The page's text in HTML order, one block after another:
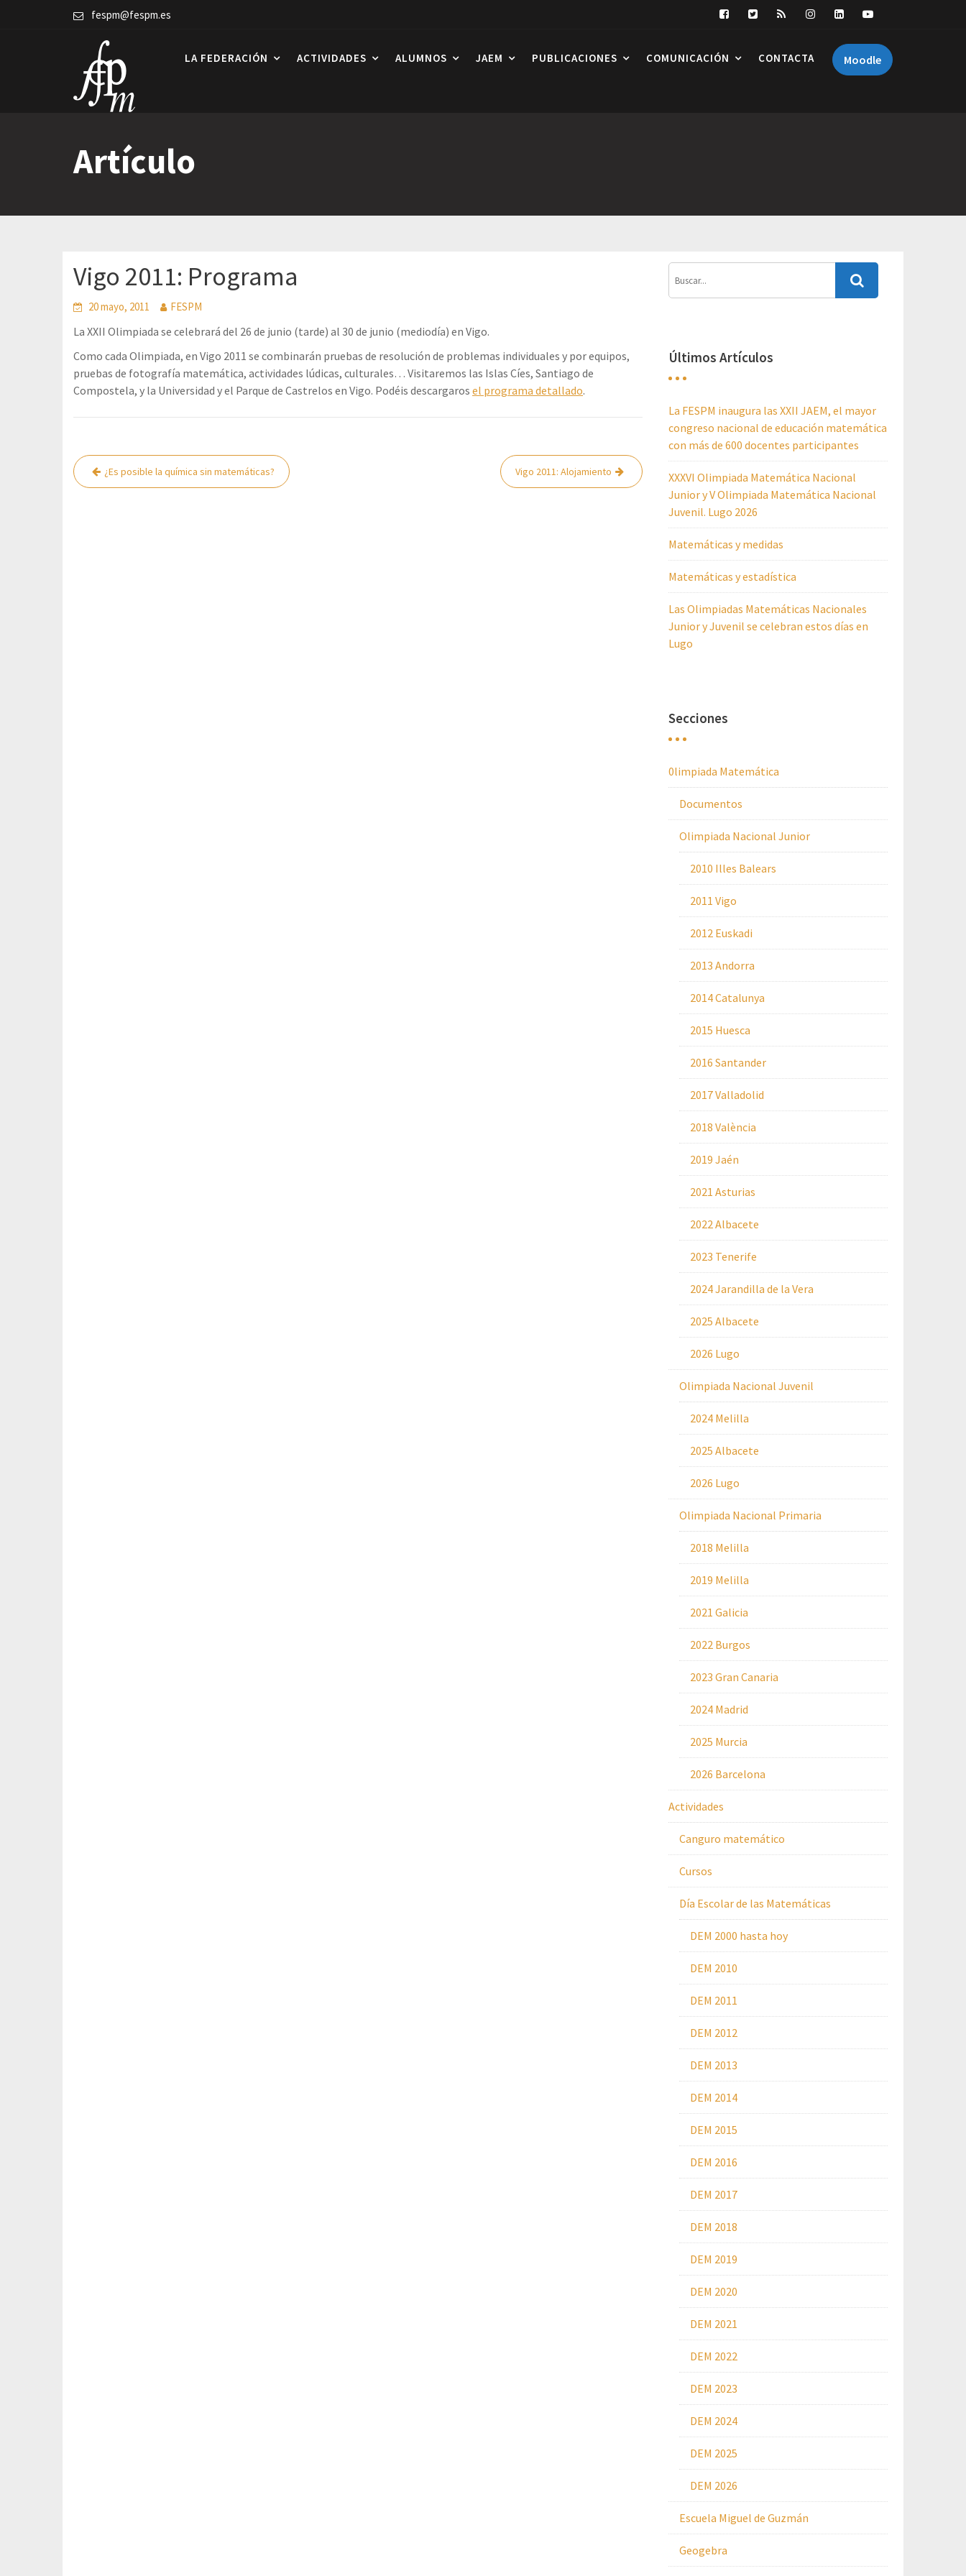
fespm@fespm.es
Moodle
LA FEDERACIÓN ACTIVIDADES ALUMNOS JAEM PUBLICACIONES COMUNICACIÓN CONTACTA
Artículo
Vigo 2011: Programa
20 mayo, 2011 FESPM
La XXII Olimpiada se celebrará del 26 de junio (tarde) al 30 de junio (mediodía) en Vigo.
Como cada Olimpiada, en Vigo 2011 se combinarán pruebas de resolución de problemas individuales y por equipos,
pruebas de fotografía matemática, actividades lúdicas, culturales… Visitaremos las Islas Cíes, Santiago de
Compostela, y la Universidad y el Parque de Castrelos en Vigo. Podéis descargaros el programa detallado.
Navegación
de
¿Es posible la química sin matemáticas? Vigo 2011: Alojamiento
Últimos Artículos
La FESPM inaugura las XXII JAEM, el mayor
congreso nacional de educación matemática
con más de 600 docentes participantes
XXXVI Olimpiada Matemática Nacional
Junior y V Olimpiada Matemática Nacional
Juvenil. Lugo 2026
Matemáticas y medidas
Matemáticas y estadística
Las Olimpiadas Matemáticas Nacionales
Junior y Juvenil se celebran estos días en
Lugo
Secciones
0limpiada Matemática
Documentos
Olimpiada Nacional Junior
2010 Illes Balears
2011 Vigo
2012 Euskadi
2013 Andorra
2014 Catalunya
2015 Huesca
2016 Santander
2017 Valladolid
2018 València
2019 Jaén
2021 Asturias
2022 Albacete
2023 Tenerife
2024 Jarandilla de la Vera
2025 Albacete
2026 Lugo
Olimpiada Nacional Juvenil
2024 Melilla
2025 Albacete
2026 Lugo
Olimpiada Nacional Primaria
2018 Melilla
2019 Melilla
2021 Galicia
2022 Burgos
2023 Gran Canaria
2024 Madrid
2025 Murcia
2026 Barcelona
Actividades
Canguro matemático
Cursos
Día Escolar de las Matemáticas
DEM 2000 hasta hoy
DEM 2010
DEM 2011
DEM 2012
DEM 2013
DEM 2014
DEM 2015
DEM 2016
DEM 2017
DEM 2018
DEM 2019
DEM 2020
DEM 2021
DEM 2022
DEM 2023
DEM 2024
DEM 2025
DEM 2026
Escuela Miguel de Guzmán
Geogebra